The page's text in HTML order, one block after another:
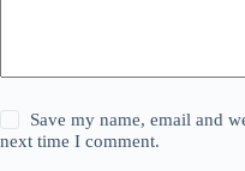
Save my name, email and
next time I comment.